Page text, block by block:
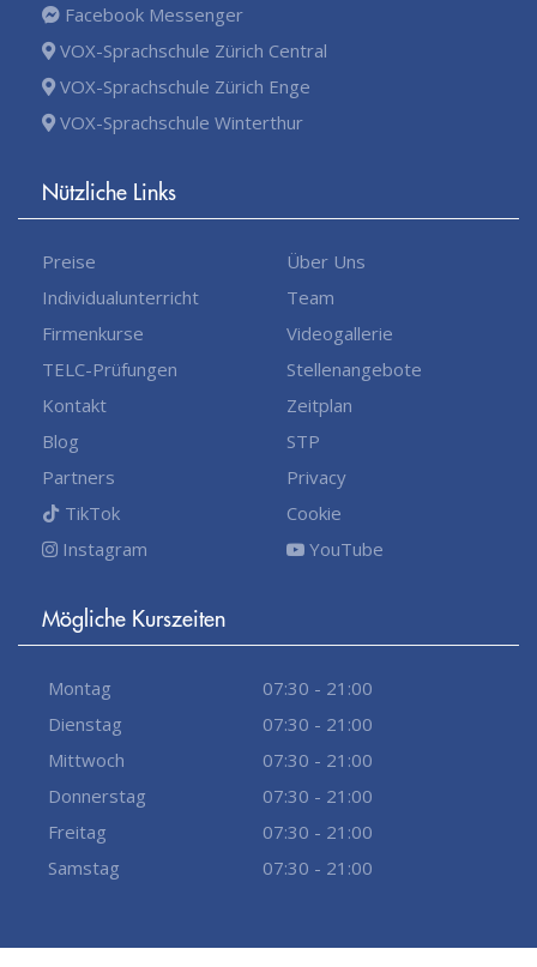
Facebook Messenger
VOX-Sprachschule Zürich Central
VOX-Sprachschule Zürich Enge
VOX-Sprachschule Winterthur
Nützliche Links
Preise
Individualunterricht
Firmenkurse
TELC-Prüfungen
Kontakt
Blog
Partners
TikTok
Instagram
Über Uns
Team
Videogallerie
Stellenangebote
Zeitplan
STP
Privacy
Cookie
YouTube
Mögliche Kurszeiten
Montag
07:30 - 21:00
Dienstag
07:30 - 21:00
Mittwoch
07:30 - 21:00
Donnerstag
07:30 - 21:00
Freitag
07:30 - 21:00
Samstag
07:30 - 21:00